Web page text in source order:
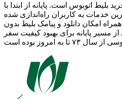
بلیط اتوبوس است. پایانه از ابتدا با
خدمات به کاربران راه‌اندازی شده
امکان دانلود و پیامک بلیط بدون
مسیر پایانه برای بهبود کیفیت سفر